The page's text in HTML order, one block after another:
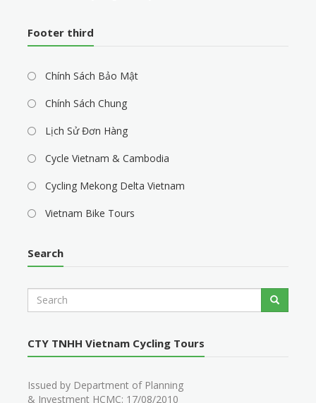
Footer third
Chính Sách Bảo Mật
Chính Sách Chung
Lịch Sử Đơn Hàng
Cycle Vietnam & Cambodia
Cycling Mekong Delta Vietnam
Vietnam Bike Tours
Search
c
Search
CTY TNHH Vietnam Cycling Tours
Issued by Department of Planning
& Investment HCMC: 17/08/2010